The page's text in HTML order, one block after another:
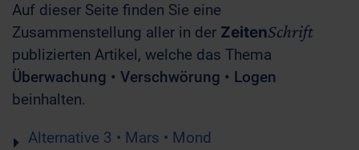
Auf dieser Seite finden Sie eine
Zusammenstellung aller in der ZeitenSchrift
publizierten Artikel, welche das Thema
Überwachung • Verschwörung • Logen
beinhalten.
Alternative 3 • Mars • Mond